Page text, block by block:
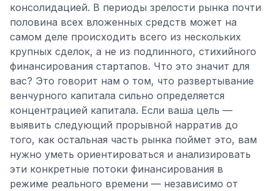
консолидацией. В периоды зрелости рынка почти
половина всех вложенных средств может на
самом деле происходить всего из нескольких
крупных сделок, а не из подлинного, стихийного
финансирования стартапов. Что это значит для
вас? Это говорит нам о том, что развертывание
венчурного капитала сильно определяется
концентрацией капитала. Если ваша цель —
выявить следующий прорывной нарратив до
того, как остальная часть рынка поймет это, вам
нужно уметь ориентироваться и анализировать
эти конкретные потоки финансирования в
режиме реального времени — независимо от